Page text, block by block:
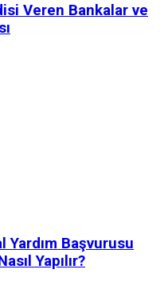
Veren Bankalar ve
Başvurusu
Yapılır?